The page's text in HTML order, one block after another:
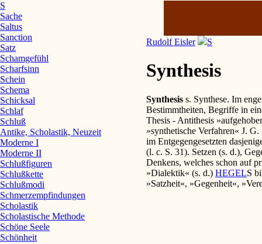
Rudolf Eisler S
Synthesis
Synthesis s. Synthese. Im
Bestimmtheiten, Begriffe in
Thesis - Antithesis
»synthetische Verfahren« J.
im Entgegengesetzten
(l. c. S. 31). Setzen (s. d.),
Denkens, welches schon auf
»Dialektik« (s. d.) HEGELS
»Satzheit«, »Gegenheit«,
S
Sache
Saltus
Sanction
Satz
Schamgefühl
Scharfsinn
Schein
Schema
Schicksal
Schlaf
Schluß
Antike, Scholastik, Neuzeit
Moderne I
Moderne II
Schlußfiguren
Schlußkette
Schlußmodi
Schmerzempfindungen
Scholastik
Scholastische Methode
Schöne Seele
Schönheit